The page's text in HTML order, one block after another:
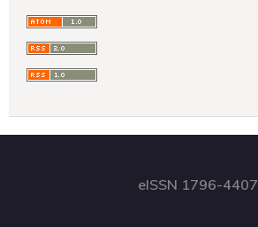
eISSN 1796-4407